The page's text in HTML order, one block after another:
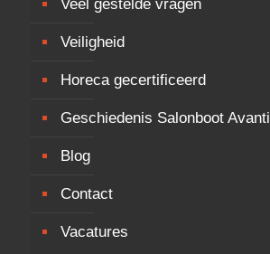
Veel gestelde vragen
Veiligheid
Horeca gecertificeerd
Geschiedenis Salonboot Avanti
Blog
Contact
Vacatures